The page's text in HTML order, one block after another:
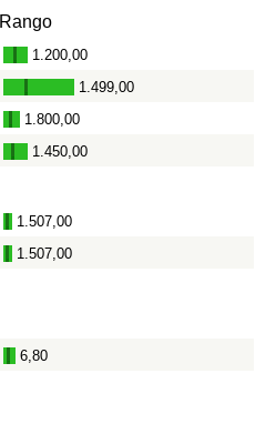
Rango
- 1.200,00
- 1.499,00
- 1.800,00
- 1.450,00
- 1.507,00
- 1.507,00
- 6,80